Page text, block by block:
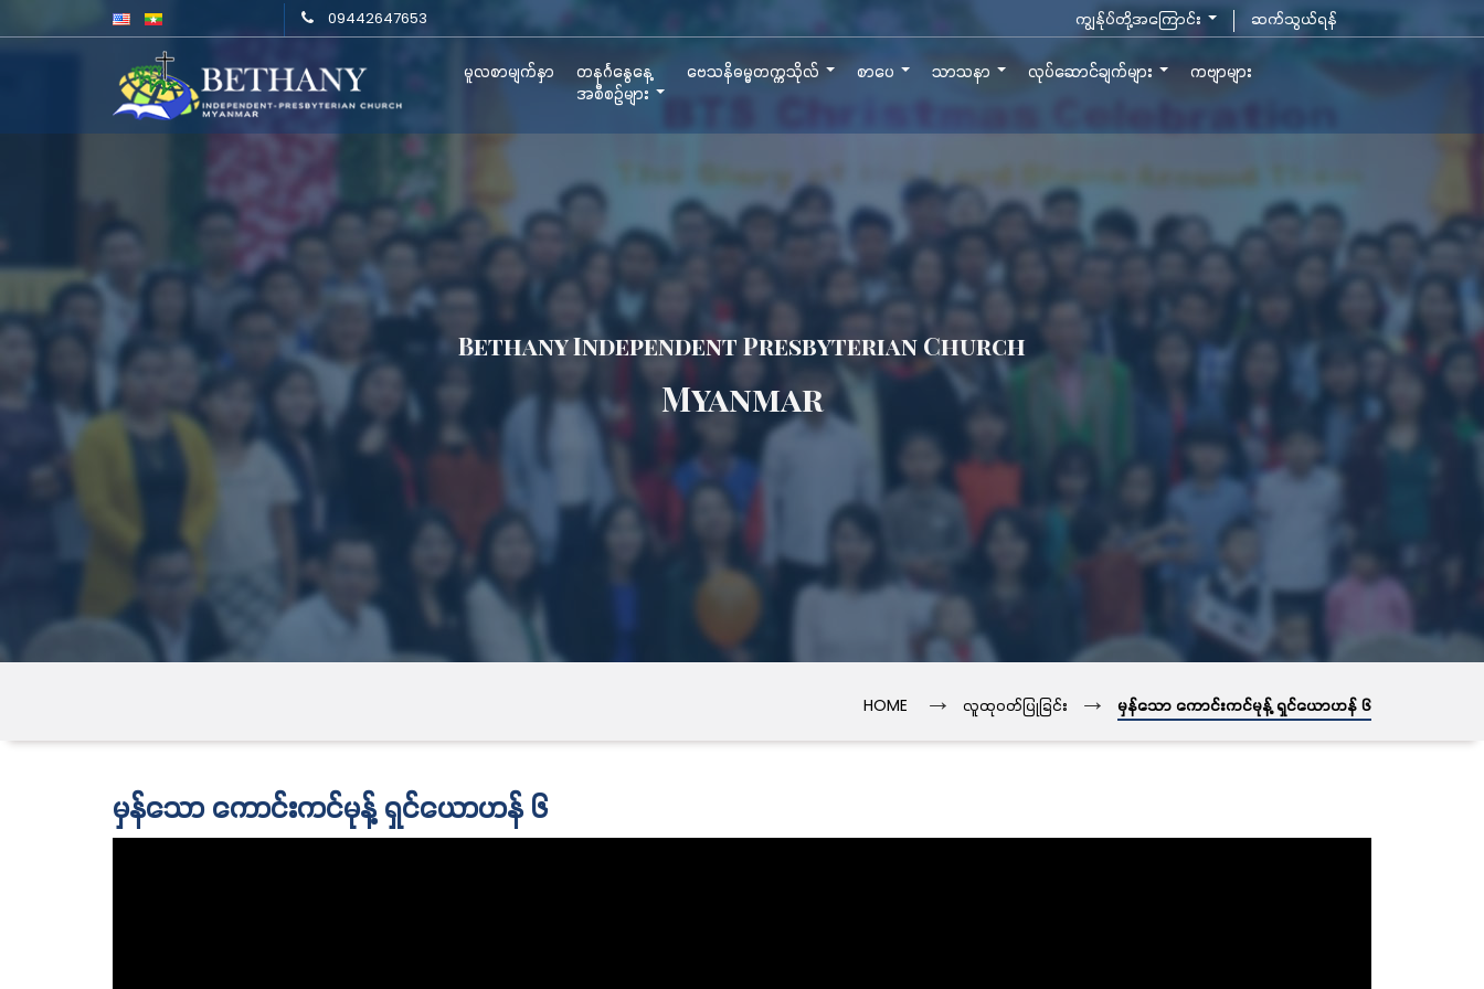
09442647653 ကျွန်ုပ်တို့အကြောင်း ဆက်သွယ်ရန်
မူလစာမျက်နှာ
တနင်္ဂနွေနေ့
အစီစဉ်များ
ဗေသနိဓမ္မတက္ကသိုလ် စာပေ သာသနာ လုပ်ဆောင်ချက်များ ကဗျာများ
Bethany Independent Presbyterian Church
Myanmar
HOME → လူထုဝတ်ပြုခြင်း → မှန်သော ကောင်းကင်မုန့် ရှင်ယောဟန် ၆
မှန်သော ကောင်းကင်မုန့် ရှင်ယောဟန် ၆